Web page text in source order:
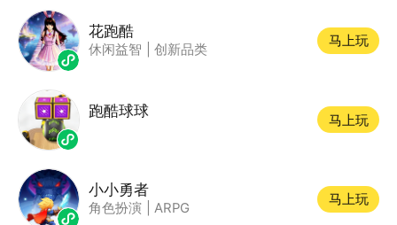
花跑酷
休闲益智 创新品类
马上玩
跑酷球球
马上玩
小小勇者
角色扮演 ARPG
马上玩